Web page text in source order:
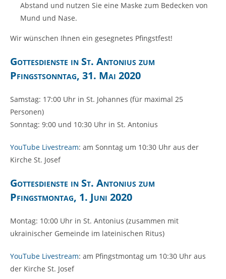
Abstand und nutzen Sie eine Maske zum Bedecken von
Mund und Nase.
Wir wünschen Ihnen ein gesegnetes Pfingstfest!
Gottesdienste in St. Antonius zum
Pfingstsonntag, 31. Mai 2020
Samstag: 17:00 Uhr in St. Johannes (für maximal 25
Personen)
Sonntag: 9:00 und 10:30 Uhr in St. Antonius
YouTube Livestream: am Sonntag um 10:30 Uhr aus der
Kirche St. Josef
Gottesdienste in St. Antonius zum
Pfingstmontag, 1. Juni 2020
Montag: 10:00 Uhr in St. Antonius (zusammen mit
ukrainischer Gemeinde im lateinischen Ritus)
YouTube Livestream: am Pfingstmontag um 10:30 Uhr aus
der Kirche St. Josef